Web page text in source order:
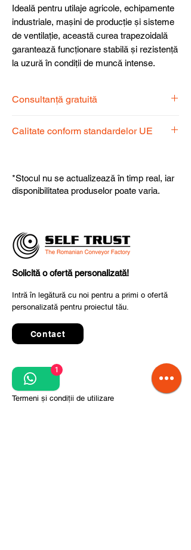
Ideală pentru utilaje agricole, echipamente
industriale, mașini de producție și sisteme
de ventilație, această curea trapezoidală
garantează funcționare stabilă și rezistență
la uzură în condiții de muncă intense.
Consultanță gratuită
dispoziție pentru a alege produsul
Calitate conform standardelor UE
fiabilitate și performanță superioară.
*Stocul nu se actualizează în timp real, iar
disponibilitatea produselor poate varia.
Solicită o ofertă personalizată!
Intră în legătură cu noi pentru a primi o ofertă
personalizată pentru proiectul tău.
Contact
Quick Links
Termeni și condiții de utilizare
1